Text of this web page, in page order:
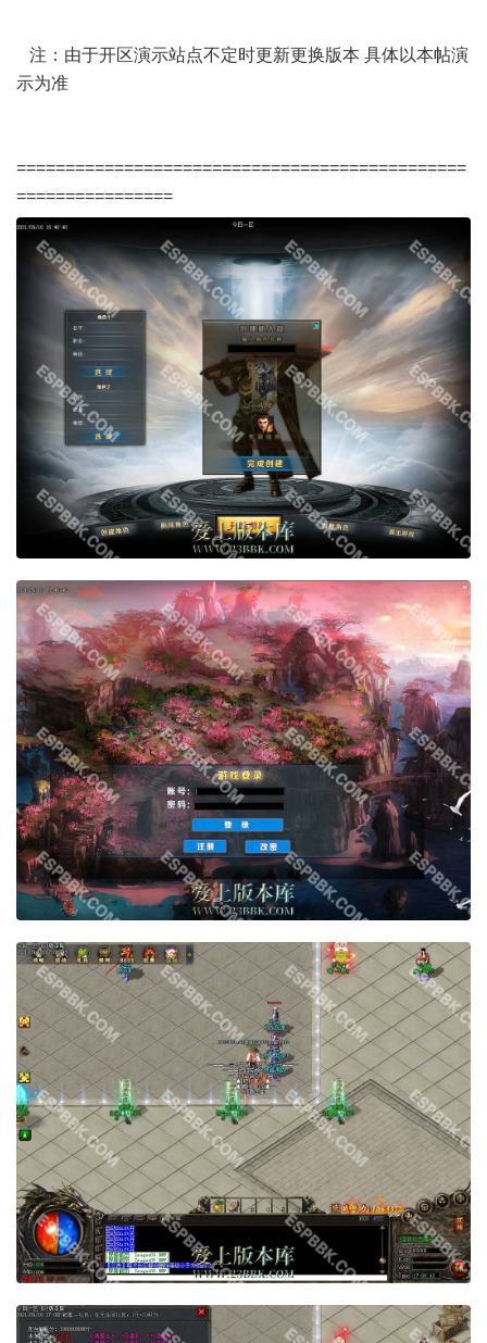
注：由于开区演示站点不定时更新更换版本 具体以本帖演
示为准
==============================================
================